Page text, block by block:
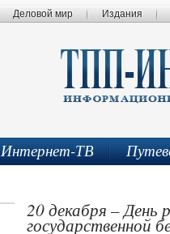
Деловой мир Издания
Интернет-ТВ
20 декабря – День
государственной